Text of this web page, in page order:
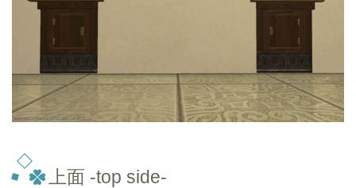
上面 -top side-